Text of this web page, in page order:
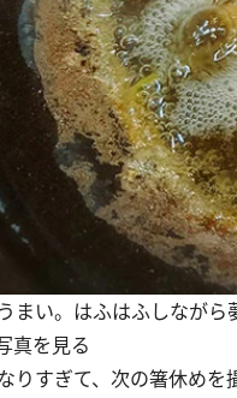
まい。はふはふしながら
真を見る
りすぎて、次の箸休めを